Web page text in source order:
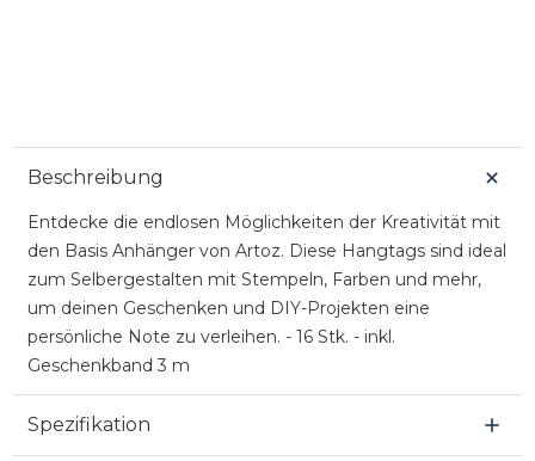
Beschreibung
Entdecke die endlosen Möglichkeiten der Kreativität mit
den Basis Anhänger von Artoz. Diese Hangtags sind ideal
zum Selbergestalten mit Stempeln, Farben und mehr,
um deinen Geschenken und DIY-Projekten eine
persönliche Note zu verleihen. - 16 Stk. - inkl.
Geschenkband 3 m
Spezifikation